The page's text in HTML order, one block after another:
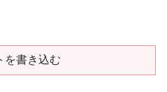
を書き込む